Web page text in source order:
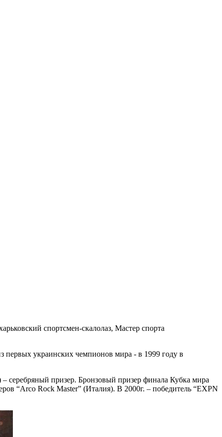
спортсмен-скалолаз, Мастер спорта
первых украинских чемпионов мира - в 1999 году в
призер. Бронзовый призер финала Кубка мира
“Arco Rock Master” (Италия). В 2000г. – победитель “EXPN